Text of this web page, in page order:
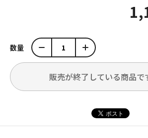
数量
販売が終了している商品で